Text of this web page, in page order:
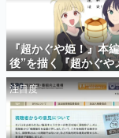
電ファミのいま読
アプリセール情報
インタビュー
連載・
『超かぐや姫！』本
後”を描く『超かぐや
Web連載決定。新た
ガレーベル「ビビビ
にて特別話が掲載ス
のお話には…まだ続
注目度